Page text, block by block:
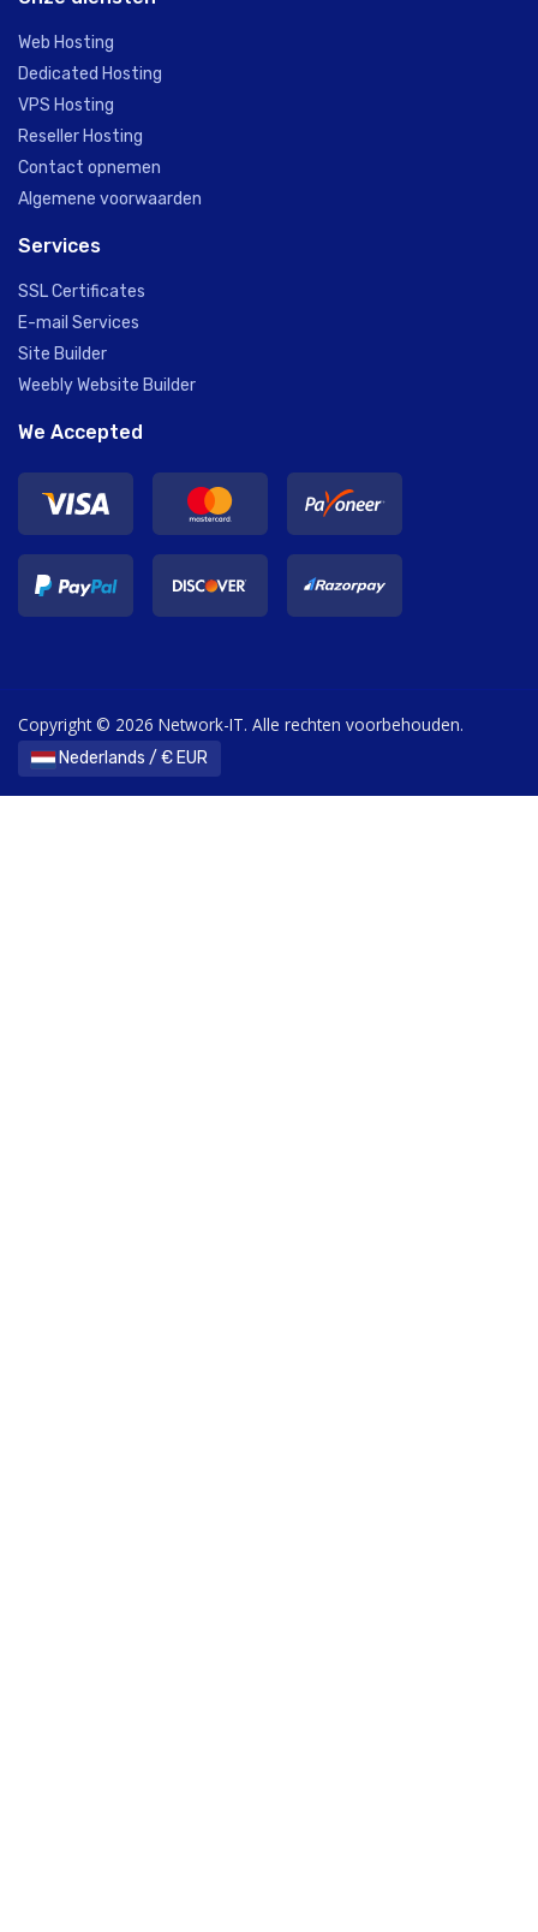
Web Hosting
Dedicated Hosting
VPS Hosting
Reseller Hosting
Contact opnemen
Algemene voorwaarden
Services
SSL Certificates
E-mail Services
Site Builder
Weebly Website Builder
We Accepted
Copyright © 2026 Network-IT. Alle rechten voorbehouden.
Nederlands / € EUR